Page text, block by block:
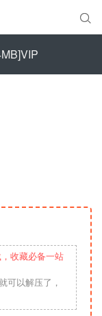

收藏必备一站
可以解压了，